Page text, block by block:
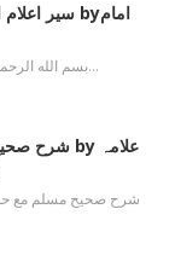
🌴 بسم الله الرحمن الرحیم🌴 تعارف ’’ سیر أعلام النبلاء…